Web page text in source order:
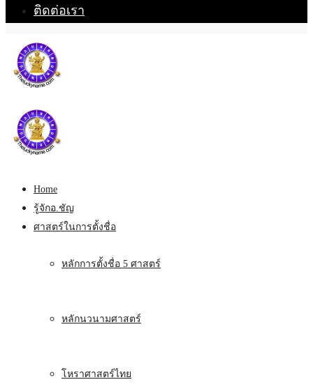
ติดต่อเรา
Home
รู้จักอ.ชัญ
ศาสตร์ในการตั้งชื่อ
หลักการตั้งชื่อ 5 ศาสตร์
หลักนวนามศาสตร์
โหราศาสตร์ไทย